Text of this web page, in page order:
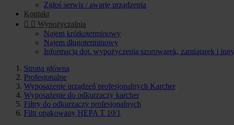
Zgłoś serwis / awarię urządzenia
Kontakt
  Wypożyczalnia
Najem krótkoterminowy
Najem długoterminowy
Informacja dot. wypożyczenia szorowarek, zamiatarek i
Strona główna
Profesjonalne
Wyposażenie urządzeń profesjonalnych Karcher
Wyposażenie do odkurzaczy karcher
Filtry do odkurzaczy profesjonalnych
Filtr opakowany HEPA T 10/1